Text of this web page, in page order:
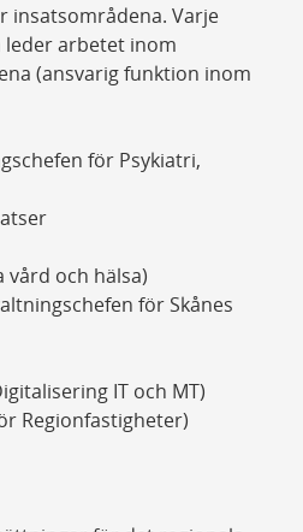
insatsområdena. Varje
arbetet inom
(ansvarig funktion inom
för Psykiatri,
och hälsa​)
för Skånes
IT och MT​)
Regionfastigheter)